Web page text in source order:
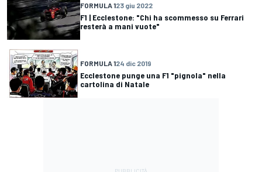
FORMULA 123 giu 2022
F1 | Ecclestone: "Chi ha scommesso su Ferrari
resterà a mani vuote"
FORMULA 124 dic 2019
Ecclestone punge una F1 "pignola" nella
cartolina di Natale